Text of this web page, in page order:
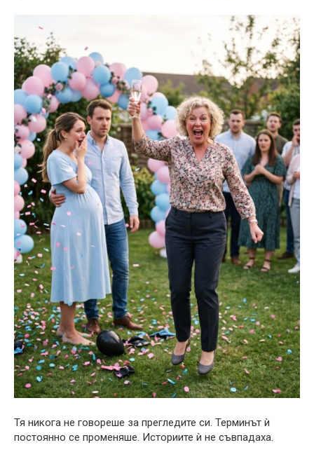
Тя никога не говореше за прегледите си. Терминът ѝ
постоянно се променяше. Историите ѝ не съвпадаха.